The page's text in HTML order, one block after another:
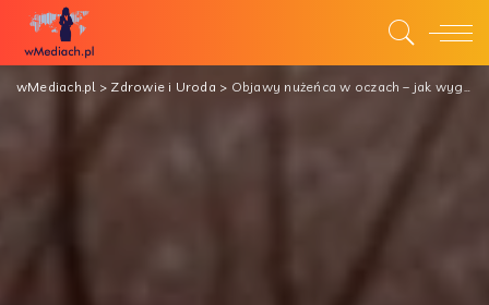
wMediach.pl> Zdrowie i Uroda > Objawy nużeńca w oczach – jak wyglądają?